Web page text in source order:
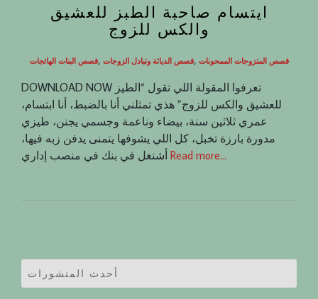
ايتسام صاحبة الطبز للعشيق
والكس للزوج
قصص البنات الهائجات, قصص الدياثة وتبادل الزوجات, قصص المتزوجات الممحونات
DOWNLOAD NOW تعرفوا المقولة اللي تقول “الطيز
للعشيق والكس للزوج” هذي تمثلني أنا بالضبط، أنا ابتسام،
عمري ثلاثين سنة، بيضاء وناعمة وجسمي يجنن، طيزي
مدورة بارزة تخبل، كل اللي يشوفها يتمنى يدفن زبه فيها،
Read more…
أحدث المنشورات